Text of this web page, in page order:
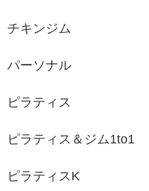
チキンジム
パーソナル
ピラティス
ピラティス＆ジム1to1
ピラティスK